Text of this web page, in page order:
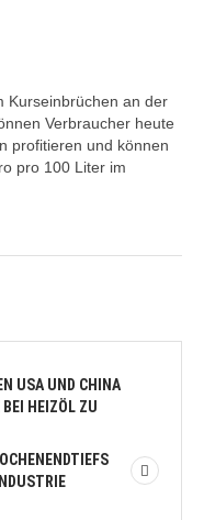
Kurseinbrüchen an der
Verbraucher heute
profitieren und können
pro 100 Liter im
USA UND CHINA
BEI HEIZÖL ZU